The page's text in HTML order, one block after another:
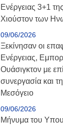
Ενέργειας 3+1
Χιούστον των
09/06/2026
Ξεκίνησαν οι
Ενέργειας,
Ουάσιγκτον με
συνεργασία και
Μεσόγειο
09/06/2026
Μήνυμα του